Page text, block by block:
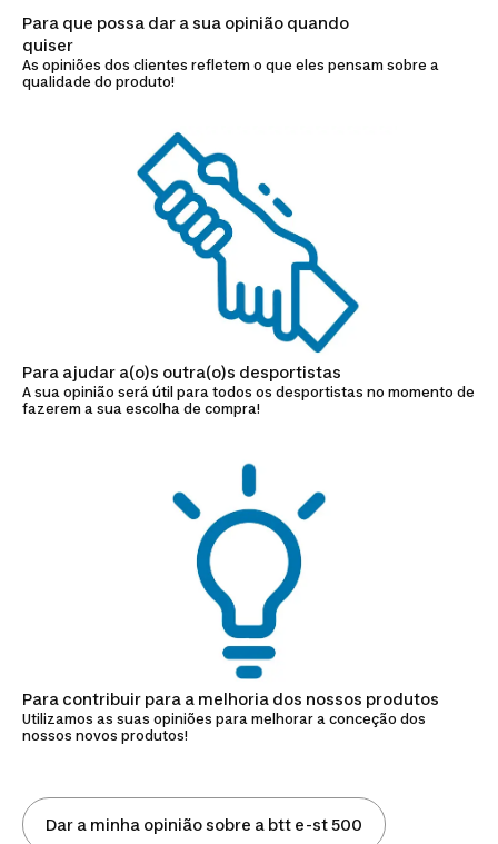
Para que possa dar a sua opinião quando
quiser
As opiniões dos clientes refletem o que eles pensam sobre a
qualidade do produto!
Para ajudar a(o)s outra(o)s desportistas
A sua opinião será útil para todos os desportistas no momento de
fazerem a sua escolha de compra!
Para contribuir para a melhoria dos nossos produtos
Utilizamos as suas opiniões para melhorar a conceção dos
nossos novos produtos!
Dar a minha opinião sobre a btt e-st 500